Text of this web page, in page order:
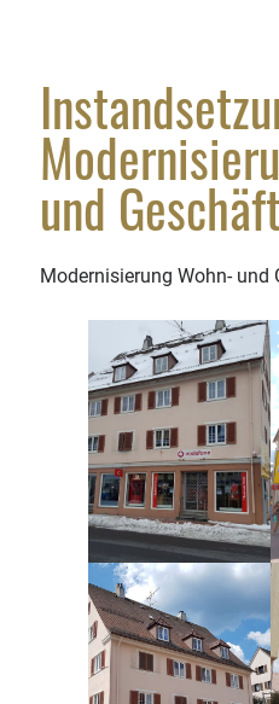
Schreiben Sie uns
und
Modernisierung Wohn- und